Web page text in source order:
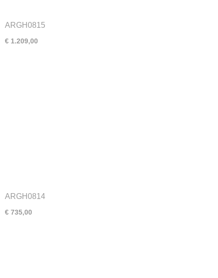
ARGH0815
€ 1.209,00
ARGH0814
€ 735,00